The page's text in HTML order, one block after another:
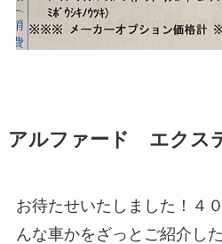
アルファード エクス
お待たせいたしました！４
んな車かをざっとご紹介し